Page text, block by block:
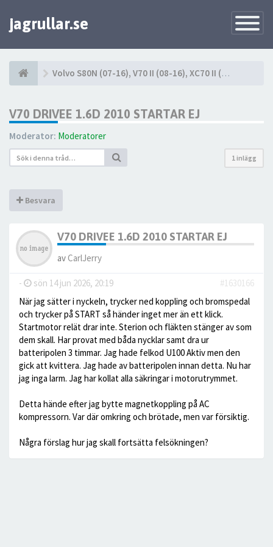
Toggle
jagrullar.se
Volvo S80N (07-16), V70 II (08-16), XC70 II (08-16)
V70 DRIVEE 1.6D 2010 STARTAR EJ
Moderator: Moderatorer
1 inlägg
Besvara
V70 DRIVEE 1.6D 2010 STARTAR EJ
avCarlJerry
- sön 14 jun 2026, 20:19
#1630166
När jag sätter i nyckeln, trycker ned koppling och bromspedal
och trycker på START så händer inget mer än ett klick.
Startmotor relät drar inte. Sterion och fläkten stänger av som
dem skall. Har provat med båda nycklar samt dra ur
batteripolen 3 timmar. Jag hade felkod U100 Aktiv men den
gick att kvittera. Jag hade av batteripolen innan detta. Nu har
jag inga larm. Jag har kollat alla säkringar i motorutrymmet.
Detta hände efter jag bytte magnetkoppling på AC
kompressorn. Var där omkring och brötade, men var försiktig.
Några förslag hur jag skall fortsätta felsökningen?